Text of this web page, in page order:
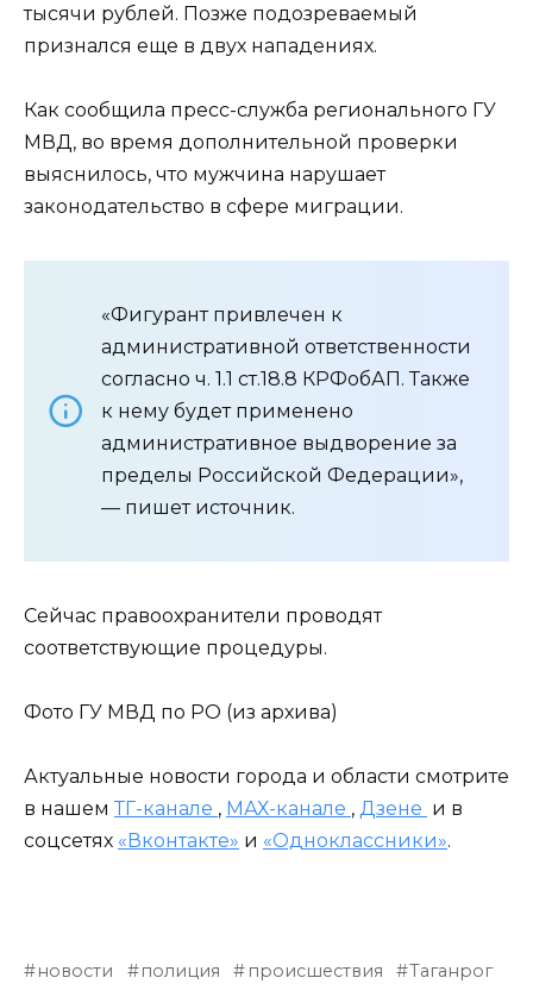
тысячи рублей. Позже подозреваемый
признался еще в двух нападениях.
Как сообщила пресс-служба регионального ГУ
МВД, во время дополнительной проверки
выяснилось, что мужчина нарушает
законодательство в сфере миграции.
«Фигурант привлечен к
административной ответственности
согласно ч. 1.1 ст.18.8 КРФобАП. Также
к нему будет применено
административное выдворение за
пределы Российской Федерации»,
— пишет источник.
Сейчас правоохранители проводят
соответствующие процедуры.
Фото ГУ МВД по РО (из архива)
Актуальные новости города и области смотрите
в нашем ТГ-канале , МАХ-канале , Дзене и в
соцсетях «Вконтакте» и «Одноклассники».
новости полиция происшествия Таганрог